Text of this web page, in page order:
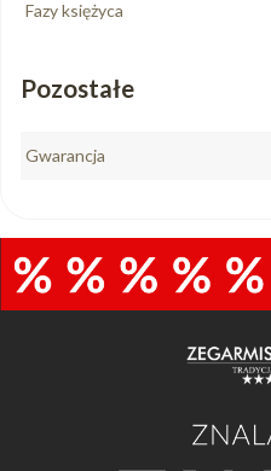
Fazy księżyca
Pozostałe
Gwarancja